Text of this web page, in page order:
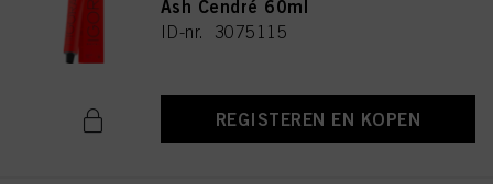
Ash Cendré 60ml
ID-nr. 3075115
REGISTEREN EN KOPEN